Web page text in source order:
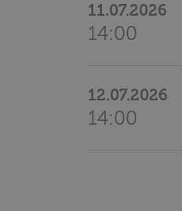
11.07.2026
14:00
12.07.2026
14:00